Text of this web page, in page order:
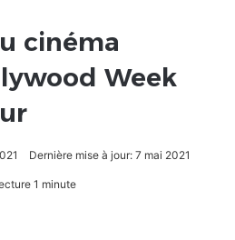
cinéma
Week
Dernière mise à jour: 7 mai 2021
1 minute